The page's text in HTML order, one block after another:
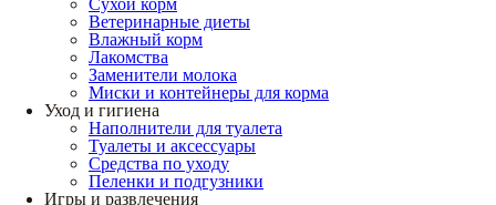
Сухой корм
Ветеринарные диеты
Влажный корм
Лакомства
Заменители молока
Миски и контейнеры для корма
Уход и гигиена
Наполнители для туалета
Туалеты и аксессуары
Средства по уходу
Пеленки и подгузники
Игры и развлечения